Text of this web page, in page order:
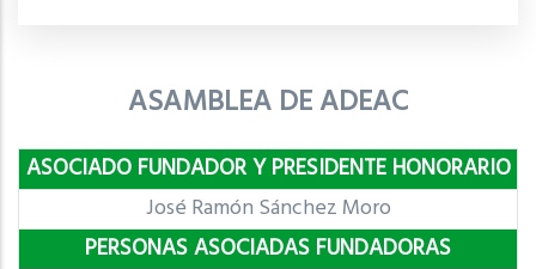
ASAMBLEA DE ADEAC
ASOCIADO FUNDADOR Y PRESIDENTE HONORARIO
José Ramón Sánchez Moro
PERSONAS ASOCIADAS FUNDADORAS